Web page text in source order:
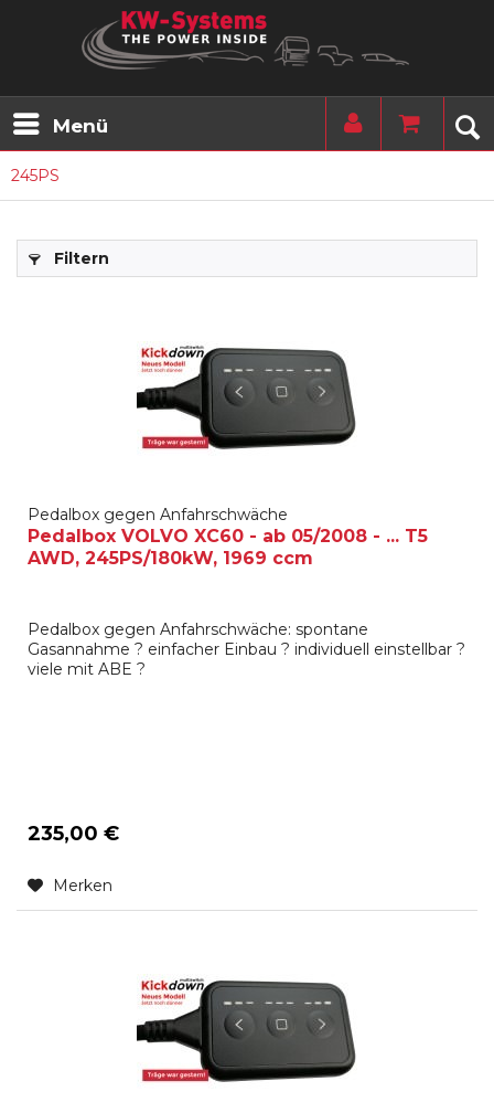
Menü
245PS
Filtern
Pedalbox gegen Anfahrschwäche
Pedalbox VOLVO XC60 - ab 05/2008 - ... T5
AWD, 245PS/180kW, 1969 ccm
Pedalbox gegen Anfahrschwäche: spontane
Gasannahme ? einfacher Einbau ? individuell einstellbar ?
viele mit ABE ?
235,00 €
Merken